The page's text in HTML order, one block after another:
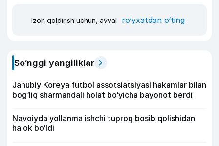
Izoh qoldirish uchun, avval ro‘yxatdan o‘ting
So‘nggi yangiliklar
Janubiy Koreya futbol assotsiatsiyasi hakamlar bilan
bog‘liq sharmandali holat bo‘yicha bayonot berdi
Navoiyda yollanma ishchi tuproq bosib qolishidan
halok bo‘ldi